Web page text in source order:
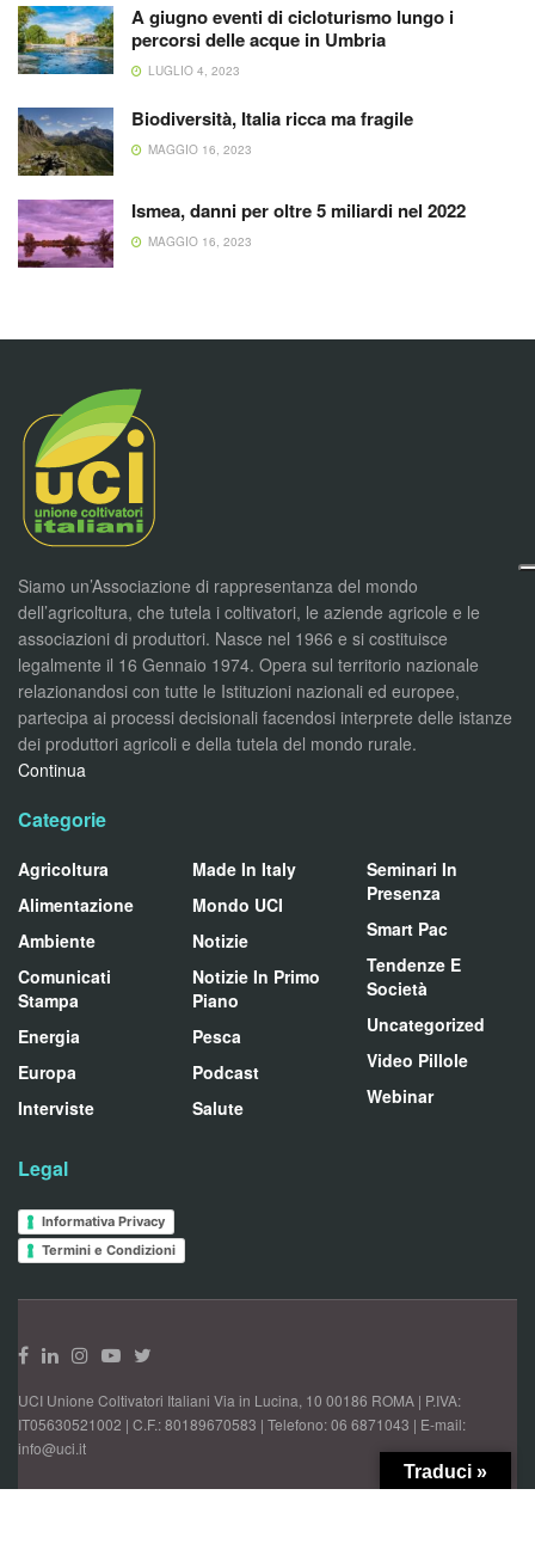
A giugno eventi di cicloturismo lungo i
percorsi delle acque in Umbria
LUGLIO 4, 2023
Biodiversità, Italia ricca ma fragile
MAGGIO 16, 2023
Ismea, danni per oltre 5 miliardi nel 2022
MAGGIO 16, 2023
Siamo un’Associazione di rappresentanza del mondo
dell’agricoltura, che tutela i coltivatori, le aziende agricole e le
associazioni di produttori. Nasce nel 1966 e si costituisce
legalmente il 16 Gennaio 1974. Opera sul territorio nazionale
relazionandosi con tutte le Istituzioni nazionali ed europee,
partecipa ai processi decisionali facendosi interprete delle istanze
dei produttori agricoli e della tutela del mondo rurale.
Continua
Categorie
Agricoltura
Alimentazione
Ambiente
Comunicati
Stampa
Energia
Europa
Interviste
Made In Italy
Mondo UCI
Notizie
Notizie In Primo
Piano
Pesca
Podcast
Salute
Seminari In
Presenza
Smart Pac
Tendenze E
Società
Uncategorized
Video Pillole
Webinar
Legal
Informativa Privacy
Termini e Condizioni
UCI Unione Coltivatori Italiani Via in Lucina, 10 00186 ROMA | P.IVA:
IT05630521002 | C.F.: 80189670583 | Telefono: 06 6871043 | E-mail:
info@uci.it
Traduci »